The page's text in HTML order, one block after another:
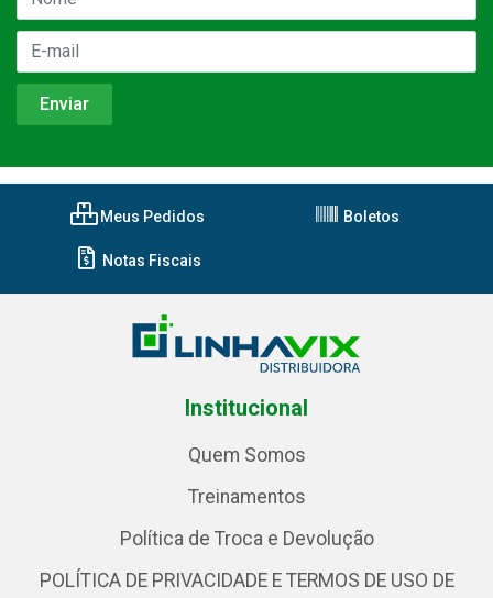
Meus Pedidos Boletos
Notas Fiscais
Institucional
Quem Somos
Treinamentos
Política de Troca e Devolução
POLÍTICA DE PRIVACIDADE E TERMOS DE USO DE